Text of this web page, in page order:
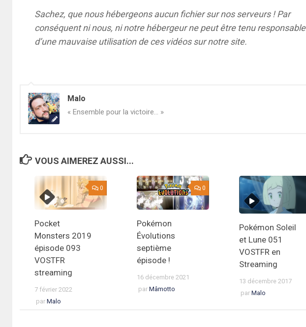
Sachez, que nous hébergeons aucun fichier sur nos serveurs ! Par
conséquent ni nous, ni notre hébergeur ne peut être tenu responsable
d’une mauvaise utilisation de ces vidéos sur notre site.
Malo
« Ensemble pour la victoire... »
VOUS AIMEREZ AUSSI...
0
Pocket
Monsters 2019
épisode 093
VOSTFR
streaming
7 février 2022
par Malo
0
Pokémon
Évolutions
septième
épisode !
16 décembre 2021
par Mâmotto
Pokémon Soleil
et Lune 051
VOSTFR en
Streaming
13 décembre 2017
par Malo